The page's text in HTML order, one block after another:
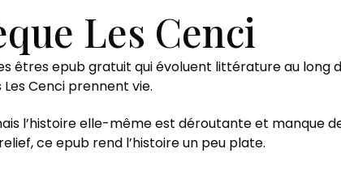
Les Cenci
êtres epub gratuit qui évoluent littérature au long
Cenci prennent vie.
l’histoire elle-même est déroutante et manque
ce epub rend l’histoire un peu plate.